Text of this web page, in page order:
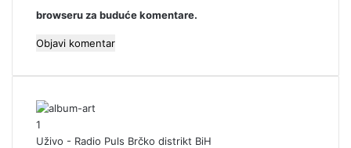
browseru za buduće komentare.
1
Uživo - Radio Puls Brčko distrikt BiH